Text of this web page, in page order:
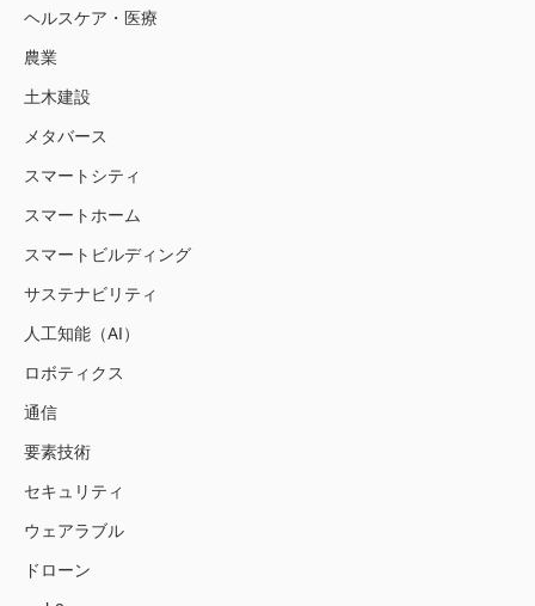
ヘルスケア・医療
農業
土木建設
メタバース
スマートシティ
スマートホーム
スマートビルディング
サステナビリティ
人工知能（AI）
ロボティクス
通信
要素技術
セキュリティ
ウェアラブル
ドローン